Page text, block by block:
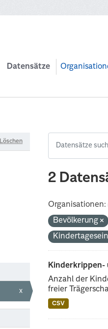
Datensätze
Löschen
x
2
Organisationen:
Bevölkerung
Kinderkrippen-
Anzahl der
freier
CSV